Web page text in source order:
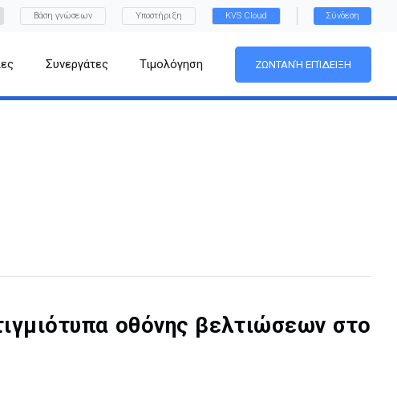
Βάση γνώσεων Υποστήριξη KVS Cloud Σύνδεση
Συνεργάτες Τιμολόγηση ΖΩΝΤΑΝΉ ΕΠΊΔΕΙΞΗ
οθόνης βελτιώσεων στο